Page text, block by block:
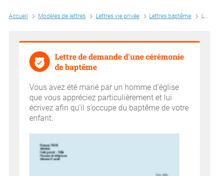
Accueil Modèles de lettres Lettres vie privée Lettres baptême Lettre de demande d'une cérémonie de baptême
Lettre de demande d'une cérémonie
de baptême
Vous avez été marié par un homme d’église
que vous appréciez particulièrement et lui
écrivez afin qu’il s’occupe du baptême de votre
enfant.